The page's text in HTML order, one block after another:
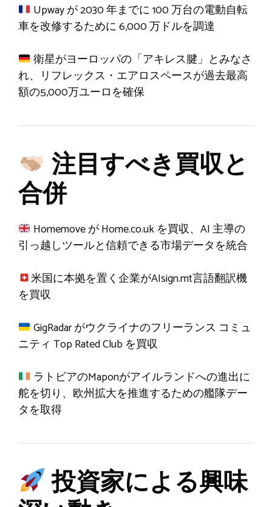
Upway が 2030 年までに 100 万台の電動自転
車を改修するために 6,000 万ドルを調達
衛星がヨーロッパの「アキレス腱」とみなさ
れ、リフレックス・エアロスペースが過去最高
額の5,000万ユーロを確保
注目すべき買収と
合併
Homemove が Home.co.uk を買収、AI 主導の
引っ越しツールと信頼できる市場データを統合
米国に本拠を置く企業がAIsign.mt言語翻訳機
を買収
GigRadar がウクライナのフリーランス コミュ
ニティ Top Rated Club を買収
ラトビアのMaponがアイルランドへの進出に
舵を切り、欧州拡大を推進するための艦隊デー
タを取得
投資家による興味